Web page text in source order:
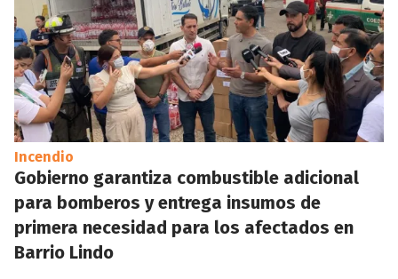
Incendio
Gobierno garantiza combustible adicional
para bomberos y entrega insumos de
primera necesidad para los afectados en
Barrio Lindo